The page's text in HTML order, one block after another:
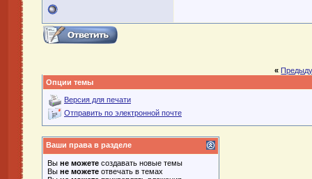
«
Опции темы
Версия для печати
Отправить по электронной почте
Ваши права в разделе
Вы не можете создавать новые темы
Вы не можете отвечать в темах